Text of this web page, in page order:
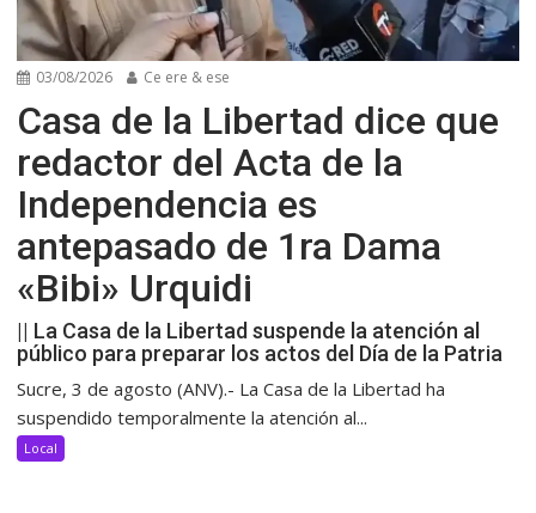
03/08/2026 Ce ere & ese
Casa de la Libertad dice que
redactor del Acta de la
Independencia es
antepasado de 1ra Dama
«Bibi» Urquidi
|| La Casa de la Libertad suspende la atención al
público para preparar los actos del Día de la Patria
Sucre, 3 de agosto (ANV).- La Casa de la Libertad ha
suspendido temporalmente la atención al...
Local